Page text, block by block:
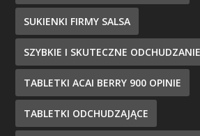
SUKIENKI FIRMY SALSA
SZYBKIE I SKUTECZNE ODCHUDZANIE
TABLETKI ACAI BERRY 900 OPINIE
TABLETKI ODCHUDZAJĄCE